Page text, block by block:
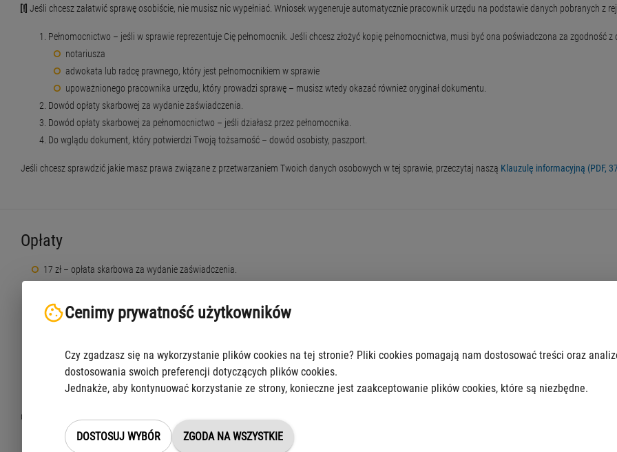
[!]Jeśli chcesz załatwić sprawę osobiście, nie musisz nic wypełniać. Wniosek wygeneruje automatycznie pracownik urzędu na podstawie danych pobranych z
Pełnomocnictwo – jeśli w sprawie reprezentuje Cię pełnomocnik. Jeśli chcesz złożyć kopię pełnomocnictwa, musi być ona poświadczona za zgodność z
notariusza
adwokata lub radcę prawnego, który jest pełnomocnikiem w sprawie
upoważnionego pracownika urzędu, który prowadzi sprawę – musisz wtedy okazać również oryginał dokumentu.
Dowód opłaty skarbowej za wydanie zaświadczenia.
Dowód opłaty skarbowej za pełnomocnictwo – jeśli działasz przez pełnomocnika.
Do wglądu dokument, który potwierdzi Twoją tożsamość – dowód osobisty, paszport.
Jeśli chcesz sprawdzić jakie masz prawa związane z przetwarzaniem Twoich danych osobowych w tej sprawie, przeczytaj naszą Klauzulę informacyjną (PDF,
Opłaty
17 zł – opłata skarbowa za wydanie zaświadczenia.
17 zł – opłata skarbowa za złożenie dokumentu, który potwierdza udzielenie pełnomocnictwa lub prokury. Pełnomocnictwo, którego udzielasz
5 zł – opłata za poświadczenie kopii dokumentu za zgodność z oryginałem przez pracownika urzędu. Opłatę liczymy za poświadczenie każdej zaczętej
oryginałem – nie będziemy pobierać tej opłaty.
Opłaty skarbowe możesz zrobić:
w dowolnej kasie urzędu,
Cenimy prywatność użytkowników
Czy zgadzasz się na wykorzystanie plików cookies na tej stronie? Pliki cookies pomagają nam dostosować treści oraz
dostosowania swoich preferencji dotyczących plików cookies.
Jednakże, aby kontynuować korzystanie ze strony, konieczne jest zaakceptowanie plików cookies, które są niezbędne.
DOSTOSUJ WYBÓR ZGODA NA WSZYSTKIE